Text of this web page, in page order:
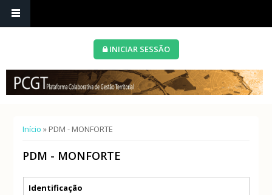
INICIAR SESSÃO
Está aqui
Início » PDM - MONFORTE
PDM - MONFORTE
Separadores verticais
Identificação